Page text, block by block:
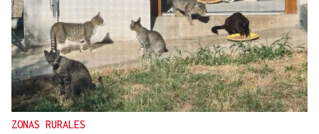
ZONAS RURALES